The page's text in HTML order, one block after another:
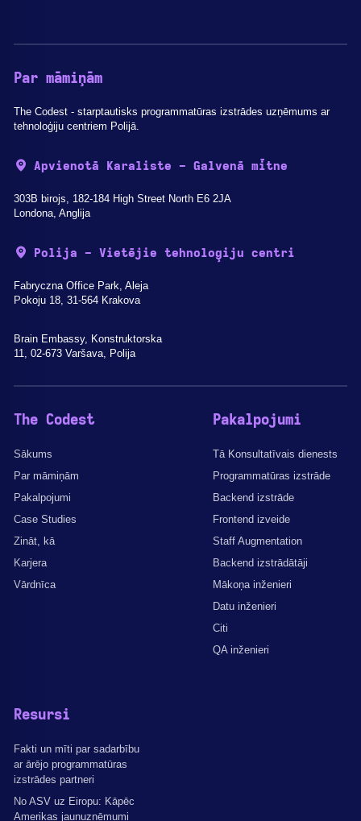
Par māmiņām
The Codest - starptautisks programmatūras izstrādes uzņēmums ar
tehnoloģiju centriem Polijā.
Apvienotā Karaliste - Galvenā mītne
303B birojs, 182-184 High Street North E6 2JA
Londona, Anglija
Polija - Vietējie tehnoloģiju centri
Fabryczna Office Park, Aleja
Pokoju 18, 31-564 Krakova
Brain Embassy, Konstruktorska
11, 02-673 Varšava, Polija
The Codest
Sākums
Par māmiņām
Pakalpojumi
Case Studies
Zināt, kā
Karjera
Vārdnīca
Pakalpojumi
Tā Konsultatīvais dienests
Programmatūras izstrāde
Backend izstrāde
Frontend izveide
Staff Augmentation
Backend izstrādātāji
Mākoņa inženieri
Datu inženieri
Citi
QA inženieri
Resursi
Fakti un mīti par sadarbību
ar ārējo programmatūras
izstrādes partneri
No ASV uz Eiropu: Kāpēc
Amerikas jaunuzņēmumi